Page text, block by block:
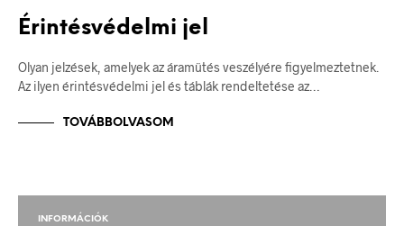
Érintésvédelmi jel
Olyan jelzések, amelyek az áramütés veszélyére figyelmeztetnek.
Az ilyen érintésvédelmi jel és táblák rendeltetése az…
TOVÁBBOLVASOM
INFORMÁCIÓK